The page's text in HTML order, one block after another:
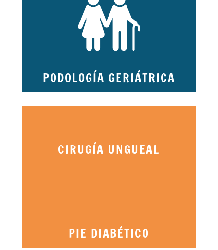
PODOLOGÍA GERIÁTRICA
CIRUGÍA UNGUEAL
PIE DIABÉTICO